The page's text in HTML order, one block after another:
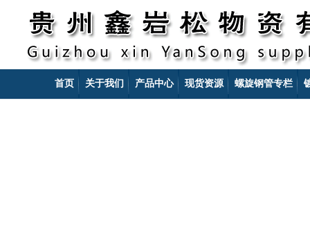
首页 关于我们 产品中心 现货资源 螺旋钢管专栏